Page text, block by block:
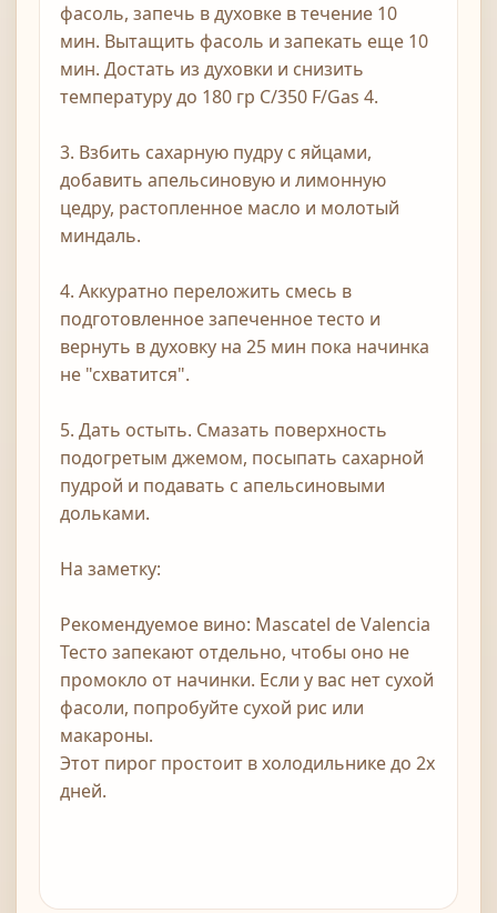
фасоль, запечь в духовке в течение 10
мин. Вытащить фасоль и запекать еще 10
мин. Достать из духовки и снизить
температуру до 180 гр С/350 F/Gas 4.
3. Взбить сахарную пудру с яйцами,
добавить апельсиновую и лимонную
цедру, растопленное масло и молотый
миндаль.
4. Аккуратно переложить смесь в
подготовленное запеченное тесто и
вернуть в духовку на 25 мин пока начинка
не "схватится".
5. Дать остыть. Смазать поверхность
подогретым джемом, посыпать сахарной
пудрой и подавать с апельсиновыми
дольками.
На заметку:
Рекомендуемое вино: Mascatel de Valencia
Тесто запекают отдельно, чтобы оно не
промокло от начинки. Если у вас нет сухой
фасоли, попробуйте сухой рис или
макароны.
Этот пирог простоит в холодильнике до 2х
дней.